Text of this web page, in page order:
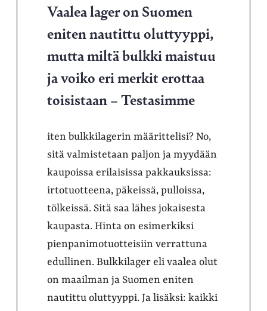
Vaalea lager on Suomen
eniten nautittu oluttyyppi,
mutta miltä bulkki maistuu
ja voiko eri merkit erottaa
toisistaan – Testasimme
iten bulkkilagerin määrittelisi? No,
sitä valmistetaan paljon ja myydään
kaupoissa erilaisissa pakkauksissa:
irtotuotteena, päkeissä, pulloissa,
tölkeissä. Sitä saa lähes jokaisesta
kaupasta. Hinta on esimerkiksi
pienpanimotuotteisiin verrattuna
edullinen. Bulkkilager eli vaalea olut
on maailman ja Suomen eniten
nautittu oluttyyppi. Ja lisäksi: kaikki